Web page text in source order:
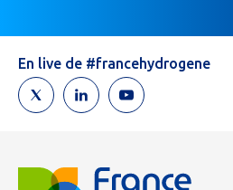
un
humain,
ne
remplissez
pas
En live de #francehydrogene